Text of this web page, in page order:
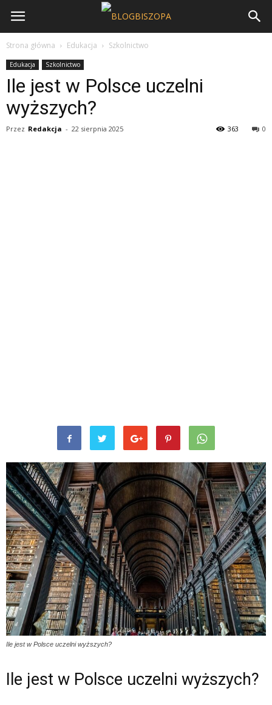
Strona główna Edukacja Szkolnictwo
Edukacja Szkolnictwo
Ile jest w Polsce uczelni
wyższych?
Przez Redakcja - 22 sierpnia 2025 0
363
Ile jest w Polsce uczelni wyższych?
Ile jest w Polsce uczelni wyższych?